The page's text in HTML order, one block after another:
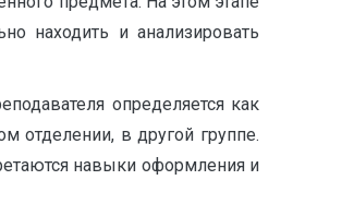
находить и анализировать
определяется как
отделении, в другой группе.
навыки оформления и